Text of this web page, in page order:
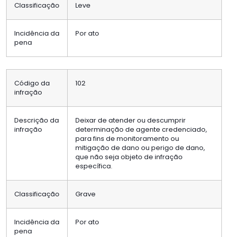
Classificação Leve
Incidência da
pena
Por ato
Código da
infração
102
Descrição da
infração
Deixar de atender ou descumprir
determinação de agente credenciado,
para fins de monitoramento ou
mitigação de dano ou perigo de dano,
que não seja objeto de infração
específica.
Classificação Grave
Incidência da
pena
Por ato